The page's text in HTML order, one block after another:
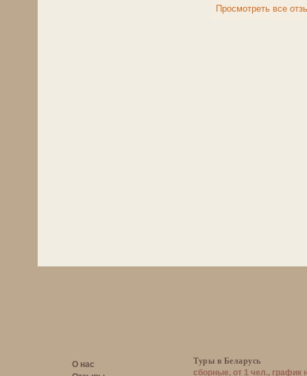
Просмотреть все
О нас
Туры в Беларусь
сборные, от 1 чел., график